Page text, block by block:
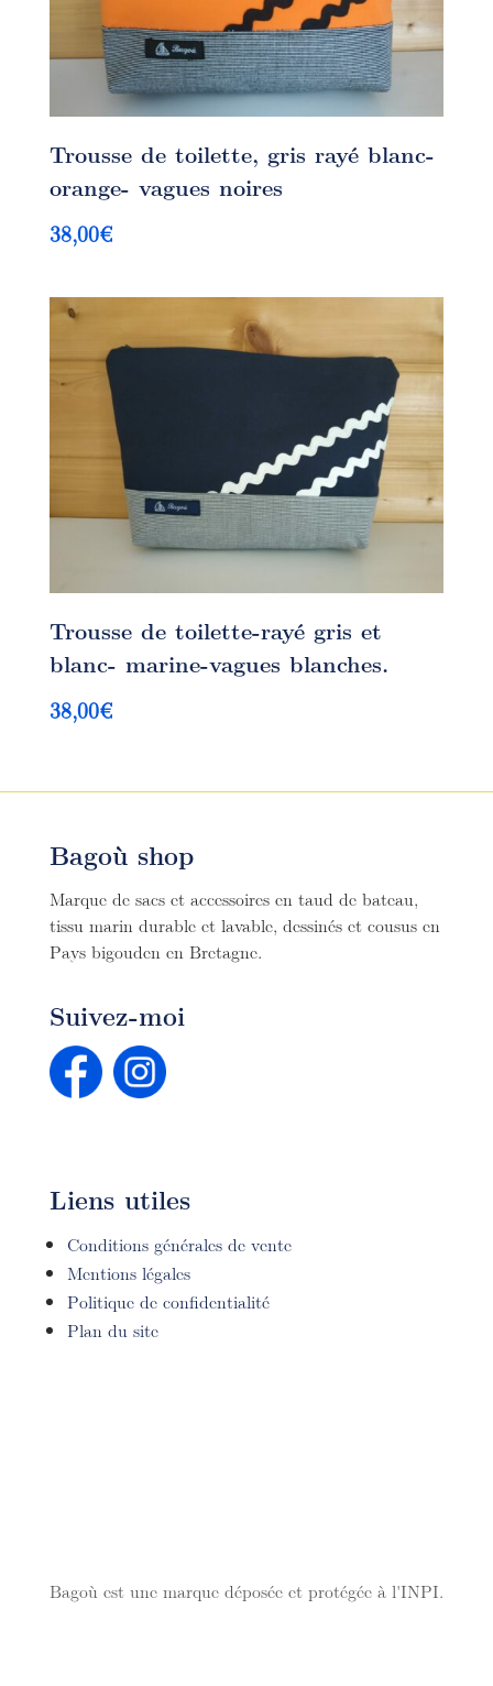
Trousse de toilette, gris rayé blanc-
orange- vagues noires
38,00€
Trousse de toilette-rayé gris et
blanc- marine-vagues blanches.
38,00€
Bagoù shop
Marque de sacs et accessoires en taud de bateau,
tissu marin durable et lavable, dessinés et cousus en
Pays bigouden en Bretagne.
Suivez-moi
Liens utiles
Conditions générales de vente
Mentions légales
Politique de confidentialité
Plan du site
Bagoù est une marque déposée et protégée à l'INPI.